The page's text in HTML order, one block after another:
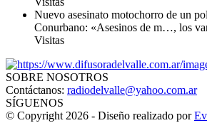
Nuevo asesinato motochorro de un
Conurbano: «Asesinos de m…, los
Visitas
SOBRE NOSOTROS
Contáctanos: radiodelvalle@yahoo.com.ar
SÍGUENOS
© Copyright 2026 - Diseño realizado por